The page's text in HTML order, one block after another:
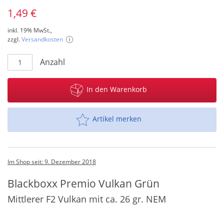
1,49 €
inkl. 19% MwSt.,
zzgl.Versandkosten
Anzahl
In den Warenkorb
Artikel merken
Im Shop seit: 9. Dezember 2018
Blackboxx Premio Vulkan Grün
Mittlerer F2 Vulkan mit ca. 26 gr. NEM